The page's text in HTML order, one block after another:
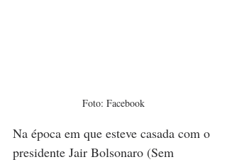
Foto: Facebook
Na época em que esteve casada com o
presidente Jair Bolsonaro (Sem